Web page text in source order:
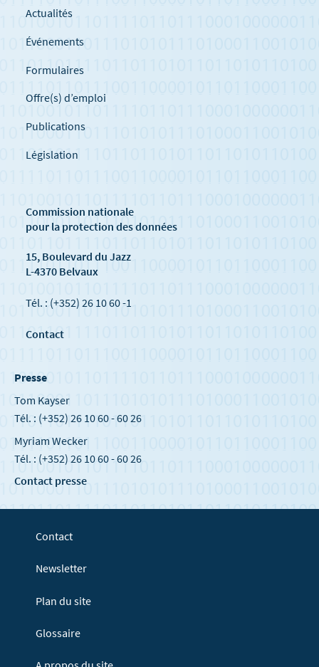
Actualités
Événements
Formulaires
Offre(s) d’emploi
Publications
Législation
Commission nationale
pour la protection des données
15, Boulevard du Jazz
L-4370 Belvaux
Tél. : (+352) 26 10 60 -1
Contact
Presse
Tom Kayser
Tél. : (+352) 26 10 60 - 60 26
Myriam Wecker
Tél. : (+352) 26 10 60 - 60 26
Contact presse
Contact
Newsletter
Plan du site
Glossaire